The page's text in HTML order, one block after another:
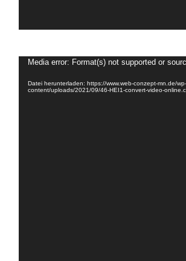
Video-
Media error: Format(s) not supported or
Datei herunterladen: https://www.web-conzept-mn.de/wp-
content/uploads/2021/09/46-HEI1-convert-video-